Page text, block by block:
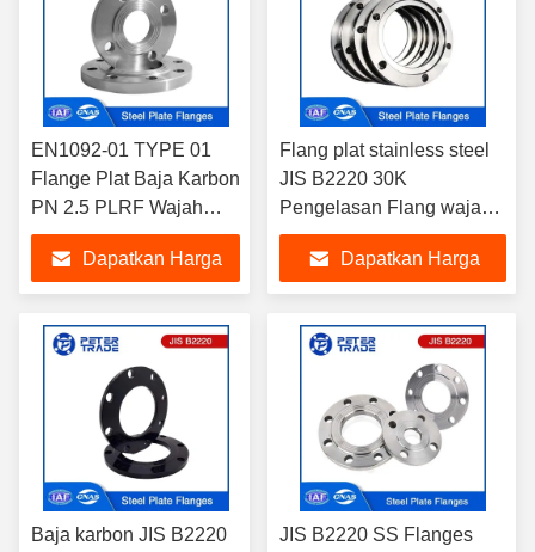
EN1092-01 TYPE 01
Flange Plat Baja Karbon
PN 2.5 PLRF Wajah
yang Diangkat untuk
Layanan Industri
Dapatkan Harga
Flang plat stainless steel
JIS B2220 30K
Pengelasan Flang wajah
yang ditinggikan
Dapatkan Harga
Baja karbon JIS B2220
JIS B2220 SS Flanges